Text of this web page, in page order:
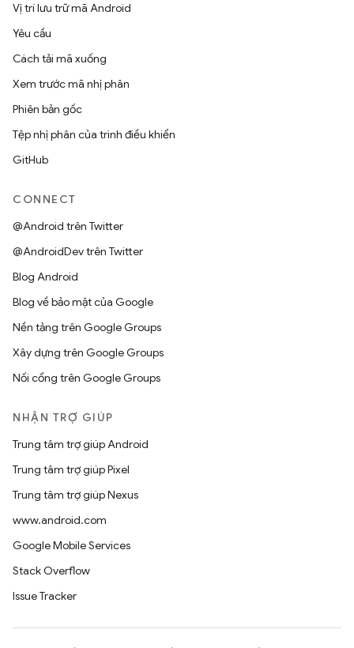
Vị trí lưu trữ mã Android
Yêu cầu
Cách tải mã xuống
Xem trước mã nhị phân
Phiên bản gốc
Tệp nhị phân của trình điều khiển
GitHub
CONNECT
@Android trên Twitter
@AndroidDev trên Twitter
Blog Android
Blog về bảo mật của Google
Nền tảng trên Google Groups
Xây dựng trên Google Groups
Nối cổng trên Google Groups
NHẬN TRỢ GIÚP
Trung tâm trợ giúp Android
Trung tâm trợ giúp Pixel
Trung tâm trợ giúp Nexus
www.android.com
Google Mobile Services
Stack Overflow
Issue Tracker